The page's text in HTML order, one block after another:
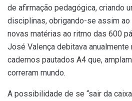
de afirmação pedagógica, criando
disciplinas, obrigando-se assim
novas matérias ao ritmo das 600
José Valença debitava
cadernos pautados A4 que,
correram mundo.
A possibilidade de se “sair da